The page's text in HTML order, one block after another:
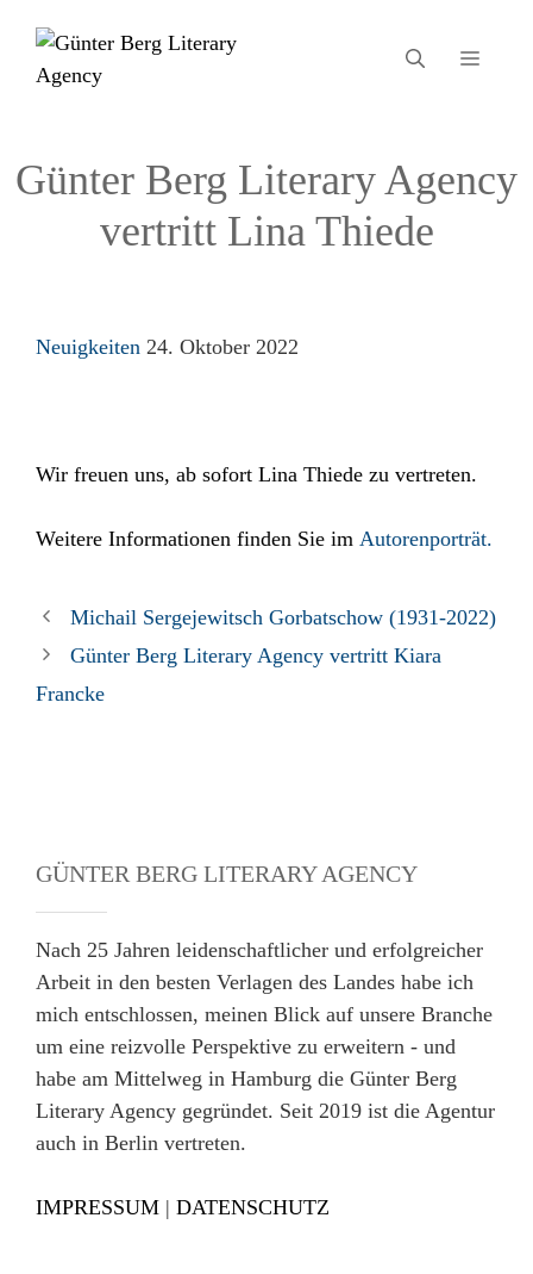
Inhalt
springen
Günter Berg Literary Agency
vertritt Lina Thiede
Kategorien
Neuigkeiten 24. Oktober 2022
Wir freuen uns, ab sofort Lina Thiede zu vertreten.
Weitere Informationen finden Sie im Autorenporträt.
Michail Sergejewitsch Gorbatschow (1931-2022)
Günter Berg Literary Agency vertritt Kiara
Francke
GÜNTER BERG LITERARY AGENCY
Nach 25 Jahren leidenschaftlicher und erfolgreicher
Arbeit in den besten Verlagen des Landes habe ich
mich entschlossen, meinen Blick auf unsere Branche
um eine reizvolle Perspektive zu erweitern - und
habe am Mittelweg in Hamburg die Günter Berg
Literary Agency gegründet. Seit 2019 ist die Agentur
auch in Berlin vertreten.
IMPRESSUM | DATENSCHUTZ